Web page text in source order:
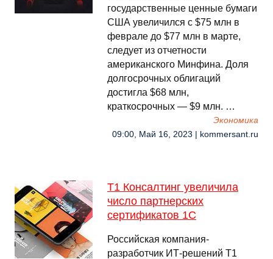
государственные ценные бумаги
США увеличился с $75 млн в
феврале до $77 млн в марте,
следует из отчетности
американского Минфина. Доля
долгосрочных облигаций
достигла $68 млн,
краткосрочных — $9 млн. …
Экономика
09:00, Май 16, 2023 | kommersant.ru
Т1 Консалтинг увеличила
число партнерских
сертификатов 1С
Российская компания-
разработчик ИТ-решений Т1